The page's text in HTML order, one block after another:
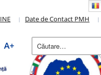
Date de Contact PMH
A+